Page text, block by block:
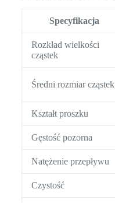
Specyfikacja
Rozkład wielkości
cząstek
Średni rozmiar cząstek
Kształt proszku
Gęstość pozorna
Natężenie przepływu
Czystość